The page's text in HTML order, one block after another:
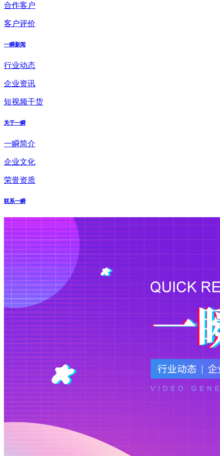
合作客户
客户评价
一瞬新闻
行业动态
企业资讯
短视频干货
关于一瞬
一瞬简介
企业文化
荣誉资质
联系一瞬